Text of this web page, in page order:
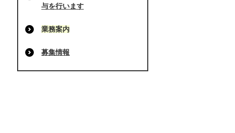
与を行います
業務案内
募集情報